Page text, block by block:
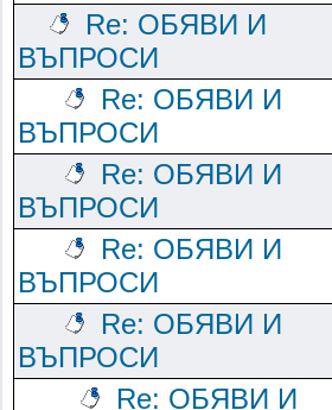
Re: ОБЯВИ И
ВЪПРОСИ
Re: ОБЯВИ И
ВЪПРОСИ
Re: ОБЯВИ И
ВЪПРОСИ
Re: ОБЯВИ И
ВЪПРОСИ
Re: ОБЯВИ И
ВЪПРОСИ
Re: ОБЯВИ И